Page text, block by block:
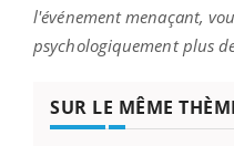
l'événement menaçant,
psychologiquement plus
SUR LE MÊME